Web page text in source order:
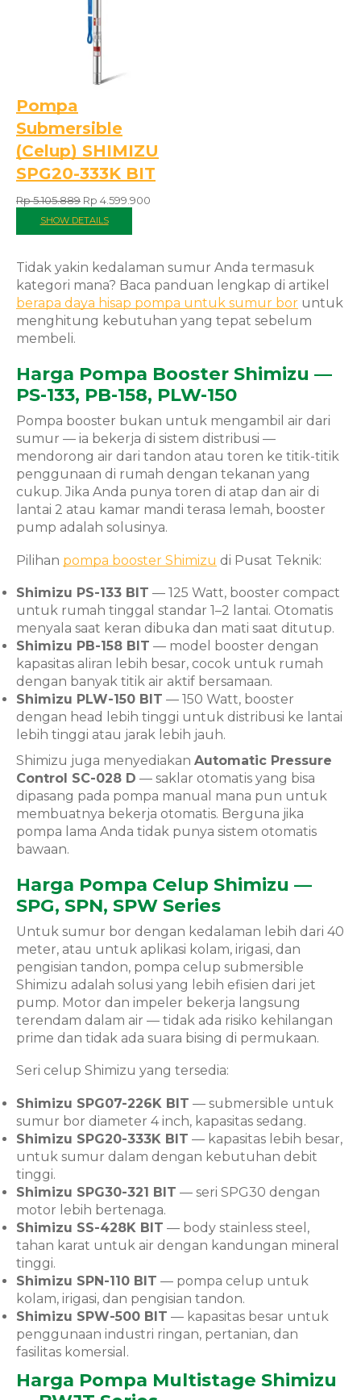
Pompa
Submersible
(Celup) SHIMIZU
SPG20-333K BIT
Rp5.105.889 Rp 4.599.900
SHOW DETAILS
Tidak yakin kedalaman sumur Anda termasuk
kategori mana? Baca panduan lengkap di artikel
berapa daya hisap pompa untuk sumur bor untuk
menghitung kebutuhan yang tepat sebelum
membeli.
Harga Pompa Booster Shimizu —
PS-133, PB-158, PLW-150
Pompa booster bukan untuk mengambil air dari
sumur — ia bekerja di sistem distribusi —
mendorong air dari tandon atau toren ke titik-titik
penggunaan di rumah dengan tekanan yang
cukup. Jika Anda punya toren di atap dan air di
lantai 2 atau kamar mandi terasa lemah, booster
pump adalah solusinya.
Pilihan pompa booster Shimizu di Pusat Teknik:
Shimizu PS-133 BIT — 125 Watt, booster compact
untuk rumah tinggal standar 1–2 lantai. Otomatis
menyala saat keran dibuka dan mati saat ditutup.
Shimizu PB-158 BIT — model booster dengan
kapasitas aliran lebih besar, cocok untuk rumah
dengan banyak titik air aktif bersamaan.
Shimizu PLW-150 BIT — 150 Watt, booster
dengan head lebih tinggi untuk distribusi ke lantai
lebih tinggi atau jarak lebih jauh.
Shimizu juga menyediakan Automatic Pressure
Control SC-028 D — saklar otomatis yang bisa
dipasang pada pompa manual mana pun untuk
membuatnya bekerja otomatis. Berguna jika
pompa lama Anda tidak punya sistem otomatis
bawaan.
Harga Pompa Celup Shimizu —
SPG, SPN, SPW Series
Untuk sumur bor dengan kedalaman lebih dari 40
meter, atau untuk aplikasi kolam, irigasi, dan
pengisian tandon, pompa celup submersible
Shimizu adalah solusi yang lebih efisien dari jet
pump. Motor dan impeler bekerja langsung
terendam dalam air — tidak ada risiko kehilangan
prime dan tidak ada suara bising di permukaan.
Seri celup Shimizu yang tersedia:
Shimizu SPG07-226K BIT — submersible untuk
sumur bor diameter 4 inch, kapasitas sedang.
Shimizu SPG20-333K BIT — kapasitas lebih besar,
untuk sumur dalam dengan kebutuhan debit
tinggi.
Shimizu SPG30-321 BIT — seri SPG30 dengan
motor lebih bertenaga.
Shimizu SS-428K BIT — body stainless steel,
tahan karat untuk air dengan kandungan mineral
tinggi.
Shimizu SPN-110 BIT — pompa celup untuk
kolam, irigasi, dan pengisian tandon.
Shimizu SPW-500 BIT — kapasitas besar untuk
penggunaan industri ringan, pertanian, dan
fasilitas komersial.
Harga Pompa Multistage Shimizu